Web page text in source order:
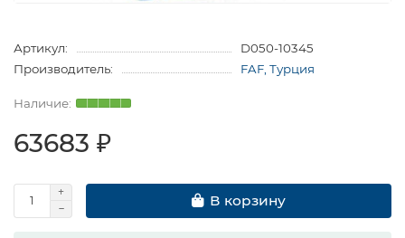
Артикул:
D050-10345
Производитель:
FAF, Турция
63683 ₽
В корзину